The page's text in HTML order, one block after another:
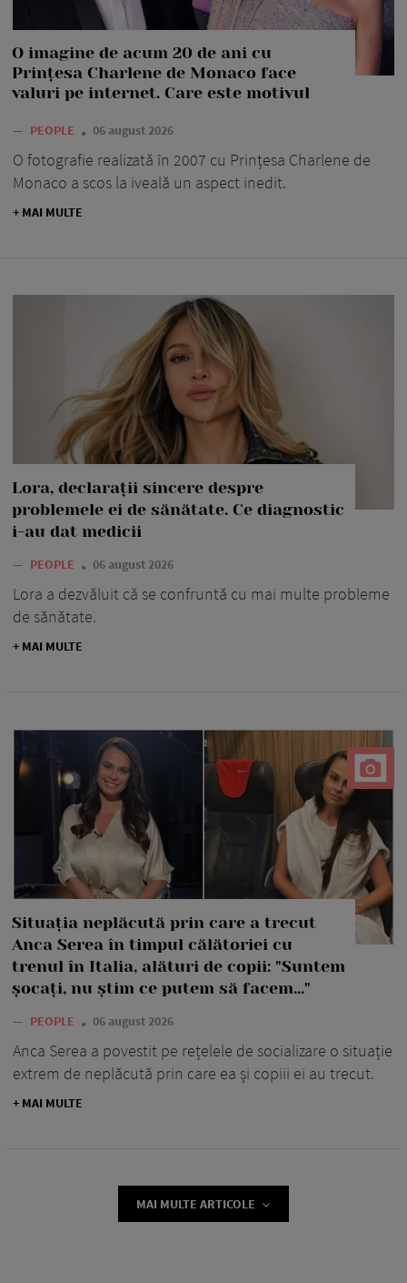
O imagine de acum 20 de ani cu
Prințesa Charlene de Monaco face
valuri pe internet. Care este motivul
— PEOPLE 06 august 2026
O fotografie realizată în 2007 cu Prințesa Charlene de
Monaco a scos la iveală un aspect inedit.
+ MAI MULTE
Lora, declarații sincere despre
problemele ei de sănătate. Ce diagnostic
i-au dat medicii
— PEOPLE 06 august 2026
Lora a dezvăluit că se confruntă cu mai multe probleme
de sănătate.
+ MAI MULTE
Situația neplăcută prin care a trecut
Anca Serea în timpul călătoriei cu
trenul în Italia, alături de copii: "Suntem
șocați, nu știm ce putem să facem..."
— PEOPLE 06 august 2026
Anca Serea a povestit pe rețelele de socializare o situație
extrem de neplăcută prin care ea și copiii ei au trecut.
+ MAI MULTE
MAI MULTE ARTICOLE